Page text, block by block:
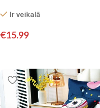
Ir veikalā
€15.99